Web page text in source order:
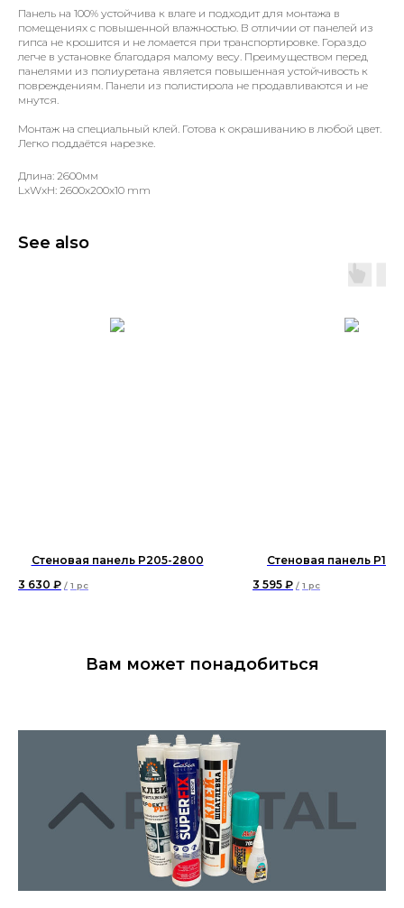
Панель на 100% устойчива к влаге и подходит для монтажа в
помещениях с повышенной влажностью. В отличии от панелей из
гипса не крошится и не ломается при транспортировке. Гораздо
легче в установке благодаря малому весу. Преимуществом перед
панелями из полиуретана является повышенная устойчивость к
повреждениям. Панели из полистирола не продавливаются и не
мнутся.
Монтаж на специальный клей. Готова к окрашиванию в любой цвет.
Легко поддаётся нарезке.
Длина: 2600мм
LxWxH: 2600x200x10 mm
See also
Стеновая панель P205-2800
3 630 ₽ / 1 pc
Стеновая панель
3 595 ₽ / 1 pc
Вам может понадобиться